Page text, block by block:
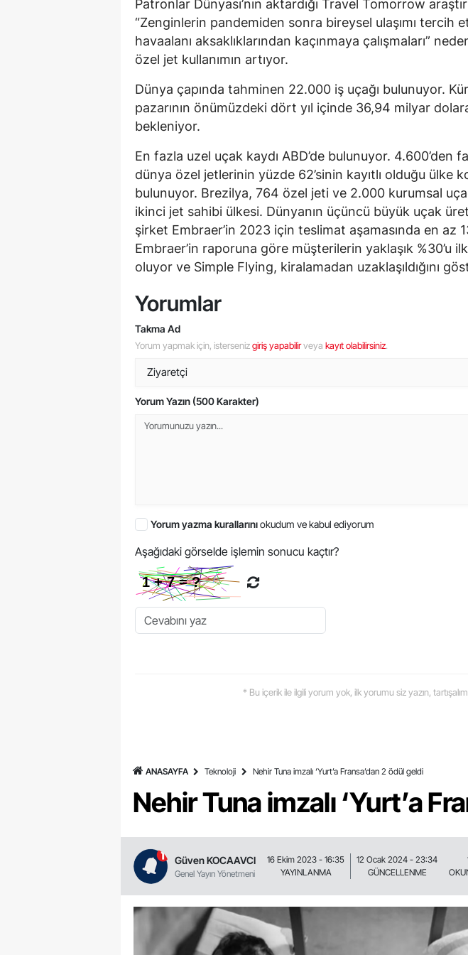
Patronlar Dünyası’nın aktardığı Travel Tomorrow
“Zenginlerin pandemiden sonra bireysel ulaşımı tercih
havaalanı aksaklıklarından kaçınmaya çalışmaları”
özel jet kullanımın artıyor.
Dünya çapında tahminen 22.000 iş uçağı bulunuyor.
pazarının önümüzdeki dört yıl içinde 36,94 milyar
bekleniyor.
En fazla uzel uçak kaydı ABD’de bulunuyor. 4.600’den
dünya özel jetlerinin yüzde 62’sinin kayıtlı olduğu ülke
bulunuyor. Brezilya, 764 özel jeti ve 2.000 kurumsal
ikinci jet sahibi ülkesi. Dünyanın üçüncü büyük uçak
şirket Embraer’in 2023 için teslimat aşamasında en az
Embraer’in raporuna göre müşterilerin yaklaşık %30’u
oluyor ve Simple Flying, kiralamadan uzaklaşıldığını
Yorumlar
Takma Ad
Yorum yapmak için, istersenizgiriş yapabilirveya kayıt olabilirsiniz.
Yorum Yazın (500 Karakter)
Yorum yazma kurallarınıokudum ve kabul ediyorum
Aşağıdaki görselde işlemin sonucu kaçtır?
* Bu içerik ile ilgili yorum yok, ilk yorumu siz yazın,
ANASAYFA Teknoloji Nehir Tuna imzalı ‘Yurt’a Fransa’dan 2 ödül geldi
Nehir Tuna imzalı ‘Yurt’a
Güven KOCAAVCI
Genel Yayın Yönetmeni
16 Ekim 2023 - 16:35
YAYINLANMA
12 Ocak 2024 - 23:34
GÜNCELLENME